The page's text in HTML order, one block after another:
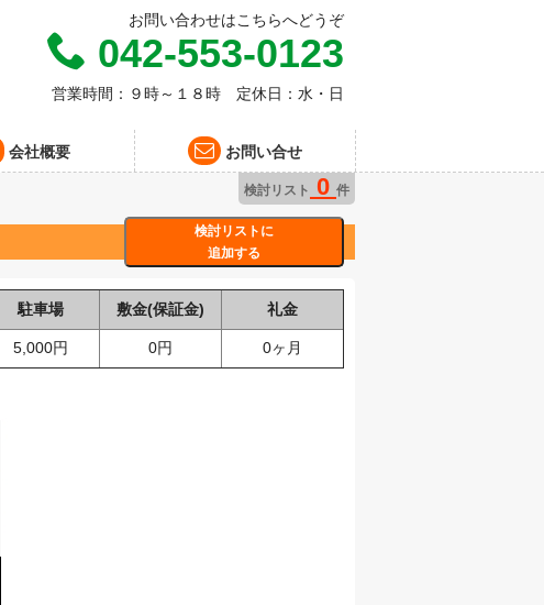
お問い合わせはこちらへどうぞ
042-553-0123
営業時間：９時～１８時 定休日：水・日
会社概要 お問い合せ
検討リスト 0 件
検討リストに
追加する
駐車場 敷金(保証金) 礼金
5,000円 0円 0ヶ月